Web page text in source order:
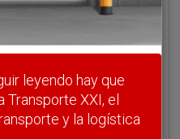
leyendo hay que
XXI, el
y la logística